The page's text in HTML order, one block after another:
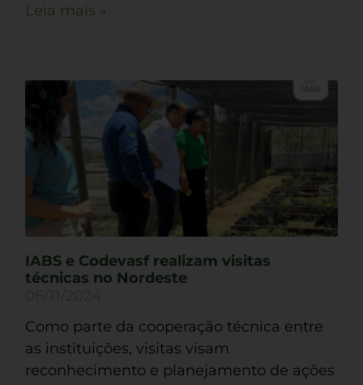
Leia mais »
IABS e Codevasf realizam visitas
técnicas no Nordeste
Como parte da cooperação técnica entre
as instituições, visitas visam
reconhecimento e planejamento de ações